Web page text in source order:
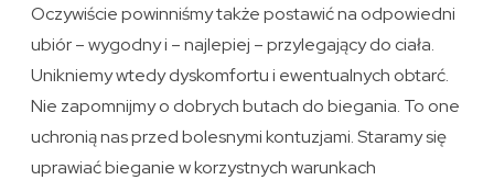
Oczywiście powinniśmy także postawić na odpowiedni
ubiór – wygodny i – najlepiej – przylegający do ciała.
Unikniemy wtedy dyskomfortu i ewentualnych obtarć.
Nie zapomnijmy o dobrych butach do biegania. To one
uchronią nas przed bolesnymi kontuzjami. Staramy się
uprawiać bieganie w korzystnych warunkach